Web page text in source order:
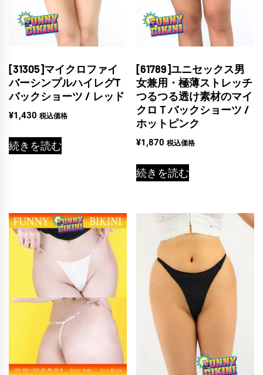
[31305]マイクロファイ
バーシンプルハイレグT
バックショーツ / レッド
¥1,430 税込価格
続きを読む
[61789]ユニセックス男
女兼用・極薄ストレッチ
つるつる透け素材のマイ
クロＴバックショーツ /
ホットピンク
¥1,870 税込価格
続きを読む